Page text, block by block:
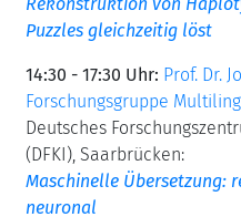
Puzzles gleichzeitig löst
14:30 - 17:30 Uhr: Prof. Dr.
Forschungsgruppe
Deutsches
(DFKI), Saarbrücken:
Maschinelle Übersetzung:
neuronal